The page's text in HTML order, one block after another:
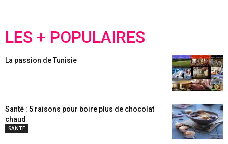
LES + POPULAIRES
La passion de Tunisie
Santé : 5 raisons pour boire plus de chocolat
chaud
SANTE